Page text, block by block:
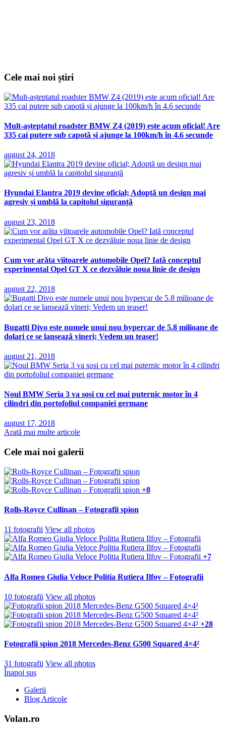
Cele mai noi știri
Mult-așteptatul roadster BMW Z4 (2019) este acum oficial! Are
335 cai putere sub capotă și ajunge la 100km/h în 4.6 secunde
august 24, 2018
Hyundai Elantra 2019 devine oficial; Adoptă un design mai
agresiv și umblă la capitolul siguranță
august 23, 2018
Cum vor arăta viitoarele automobile Opel? Iată conceptul
experimental Opel GT X ce dezvăluie noua linie de design
august 22, 2018
Bugatti Divo este numele unui nou hypercar de 5.8 milioane de
dolari ce se lansează vineri; Vedem un teaser!
august 21, 2018
Noul BMW Seria 3 va sosi cu cel mai puternic motor în 4
cilindri din portofoliul companiei germane
august 17, 2018
Arată mai multe articole
Cele mai noi galerii
+8
Rolls-Royce Cullinan – Fotografii spion
11 fotografii View all photos
+7
Alfa Romeo Giulia Veloce Politia Rutiera Ilfov – Fotografii
10 fotografii View all photos
+28
Fotografii spion 2018 Mercedes-Benz G500 Squared 4×4²
31 fotografii View all photos
Înapoi sus
Galerii
Blog Articole
Volan.ro